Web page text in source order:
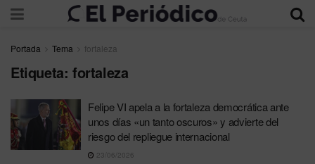
Portada Tema fortaleza
Etiqueta: fortaleza
Felipe VI apela a la fortaleza democrática ante
unos días «un tanto oscuros» y advierte del
riesgo del repliegue internacional
23/06/2026